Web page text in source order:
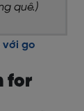
quê.)
với go
for